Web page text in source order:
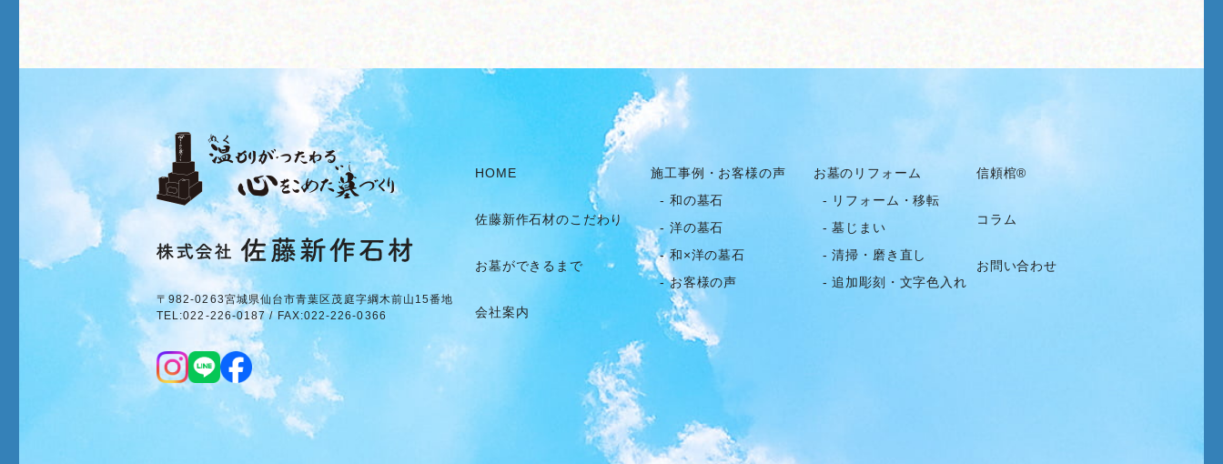
〒982-0263宮城県仙台市青葉区茂庭字綱木前山15番地
TEL:022-226-0187 / FAX:022-226-0366
HOME
佐藤新作石材のこだわり
お墓ができるまで
会社案内
施工事例・お客様の声
- 和の墓石
- 洋の墓石
- 和×洋の墓石
- お客様の声
お墓のリフォーム
- リフォーム・移転
- 墓じまい
- 清掃・磨き直し
- 追加彫刻・文字色入れ
信頼棺®
コラム
お問い合わせ